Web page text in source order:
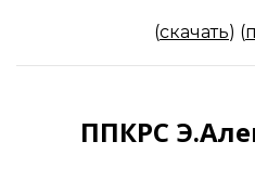
(скачать) (
ППКРС